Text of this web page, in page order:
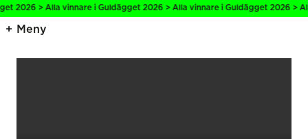
> Alla vinnare i Guldägget 2026 > Alla vinnare i Guldägget 2026 > Alla
Meny